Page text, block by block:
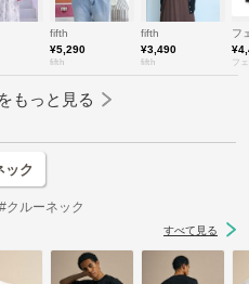
fifth
¥5,290
fifth
fifth
¥3,490
fifth
フ
フ
もっと見る
ック
#クルーネック
すべて見る